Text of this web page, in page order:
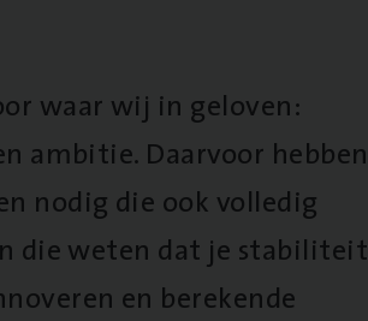
waar wij in geloven:
ambitie. Daarvoor hebben
nodig die ook volledig
die weten dat je stabiliteit
en berekende